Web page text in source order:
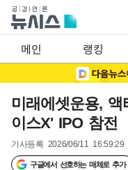
메인 랭킹
미래에셋운용, 액
이스X' IPO 참전
기사등록 2026/06/11 16:59:29
구글에서 선호하는 매체로 추가